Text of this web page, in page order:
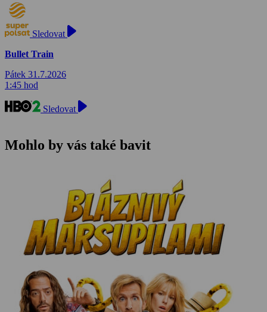
Sledovat
Bullet Train
Pátek 31.7.2026
1:45 hod
Sledovat
Mohlo by vás také bavit